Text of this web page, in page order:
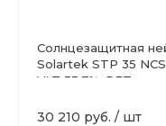
Солнцезащитная
Solartek STP 35
VLT 33.7%, PET,
30 210 руб. / шт